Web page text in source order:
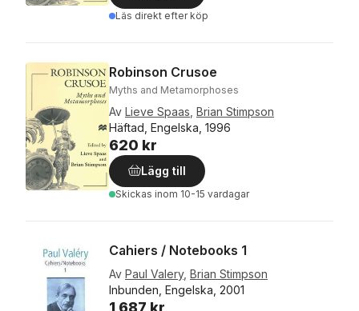
Läs direkt efter köp
Robinson Crusoe
Myths and Metamorphoses
Av Lieve Spaas Brian Stimpson
Häftad, Engelska, 1996
620 kr
Lägg till
Skickas inom 10-15 vardagar
Cahiers / Notebooks 1
Av Paul Valery, Brian Stimpson
Inbunden, Engelska, 2001
1 687 kr